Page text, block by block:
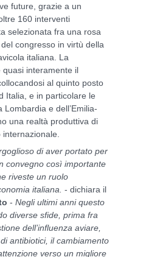
future, grazie a un
160 interventi
selezionata fra una rosa
congresso in virtù della
italiana. La
interamente il
al quinto posto
Italia, e in particolare le
e dell’Emilia-
una realtà produttiva di
di aver portato per
convegno così importante
riveste un ruolo
italiana. - dichiara il
- Negli ultimi anni questo
diverse sfide, prima fra
dell’influenza aviare,
antibiotici, il cambiamento
verso un migliore